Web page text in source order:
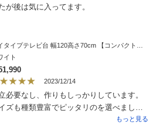
が後は気に入ってます。
イト
2023/12/14
必要なし、作りもしっかりしています。
ズも種類豊富でピッタリのを選べまし
。上部の扉が開きやすいので扉ストッパー
もっと見る